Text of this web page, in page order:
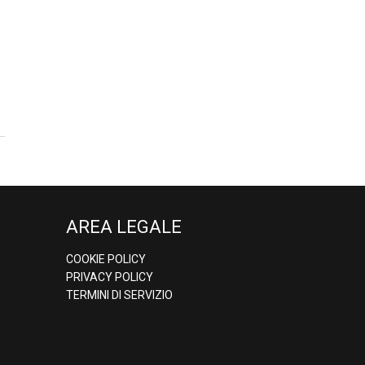
AREA LEGALE
COOKIE POLICY
PRIVACY POLICY
TERMINI DI SERVIZIO